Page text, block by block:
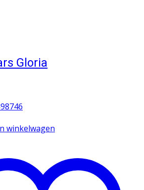
Gloria
winkelwagen